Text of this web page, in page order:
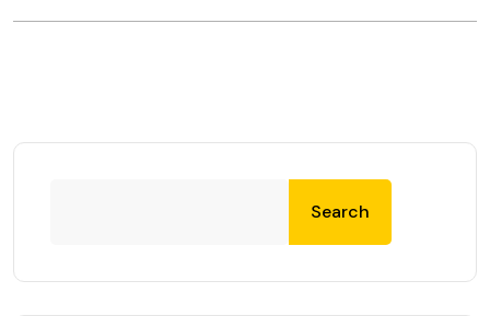
Search